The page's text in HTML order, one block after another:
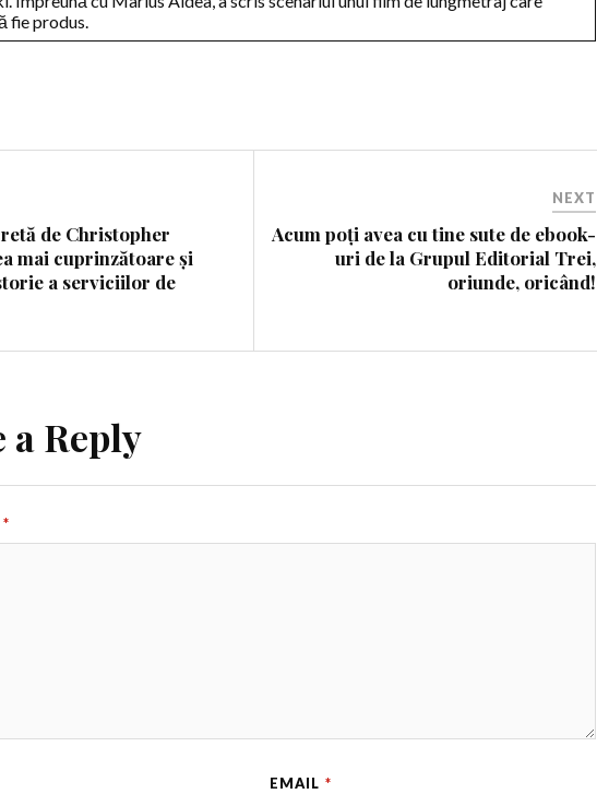
fie produs.
de Christopher
mai cuprinzătoare și
a serviciilor de
NEXT
Acum poți avea cu tine sute de ebook-
uri de la Grupul Editorial Trei,
oriunde, oricând!
a Reply
*
EMAIL *